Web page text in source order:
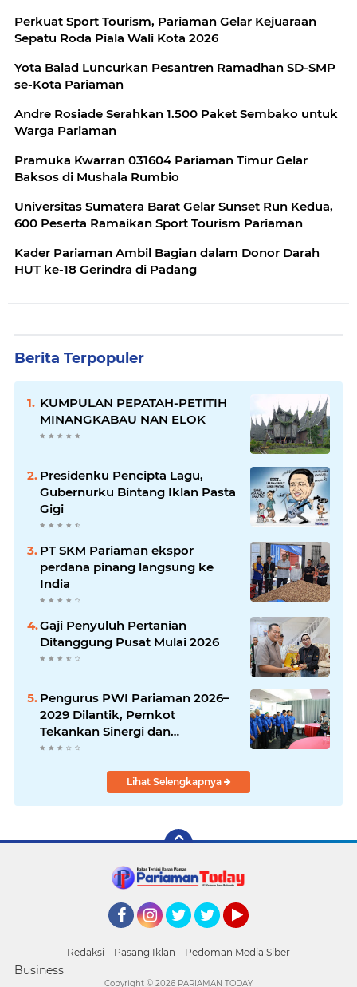
Perkuat Sport Tourism, Pariaman Gelar Kejuaraan
Sepatu Roda Piala Wali Kota 2026
Yota Balad Luncurkan Pesantren Ramadhan SD-SMP
se-Kota Pariaman
Andre Rosiade Serahkan 1.500 Paket Sembako untuk
Warga Pariaman
Pramuka Kwarran 031604 Pariaman Timur Gelar
Baksos di Mushala Rumbio
Universitas Sumatera Barat Gelar Sunset Run Kedua,
600 Peserta Ramaikan Sport Tourism Pariaman
Kader Pariaman Ambil Bagian dalam Donor Darah
HUT ke-18 Gerindra di Padang
Berita Terpopuler
KUMPULAN PEPATAH-PETITIH
MINANGKABAU NAN ELOK
Presidenku Pencipta Lagu,
Gubernurku Bintang Iklan Pasta
Gigi
PT SKM Pariaman ekspor
perdana pinang langsung ke
India
Gaji Penyuluh Pertanian
Ditanggung Pusat Mulai 2026
Pengurus PWI Pariaman 2026–
2029 Dilantik, Pemkot
Tekankan Sinergi dan
Profesionalisme Pers
Lihat Selengkapnya
Redaksi Pasang Iklan Pedoman Media Siber
Business
Copyright © 2026 PARIAMAN TODAY